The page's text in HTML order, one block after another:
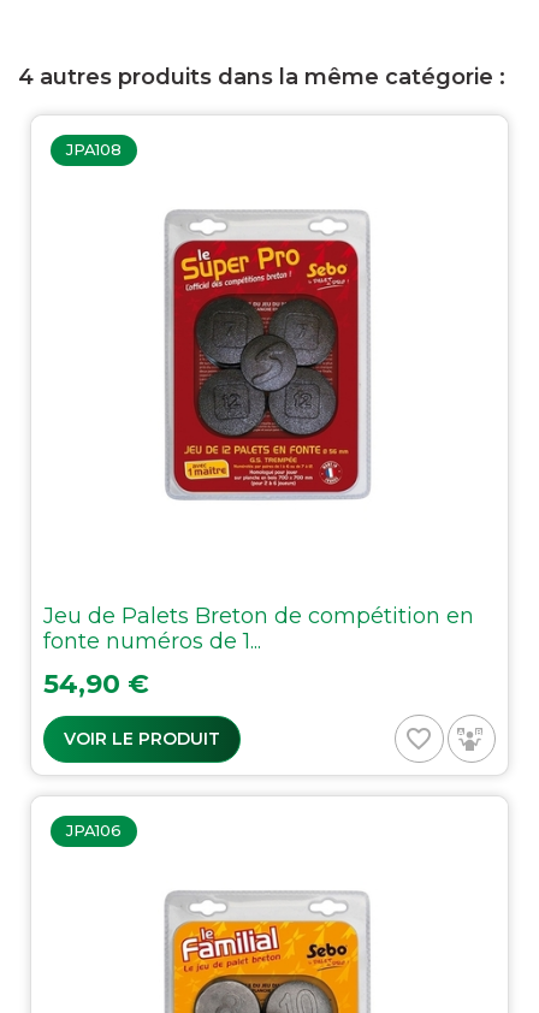
4 autres produits dans la même catégorie :
JPA108
Jeu de Palets Breton de compétition en
fonte numéros de 1...
Prix
54,90 €
VOIR LE PRODUIT favorite_border
JPA106